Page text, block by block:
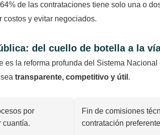
de las contrataciones tiene solo una o
costos y evitar negociados.
del cuello de botella a la
es la reforma profunda del Sistema
transparente, competitivo y útil .
por
cuantía.
Fin de comisiones
contratación